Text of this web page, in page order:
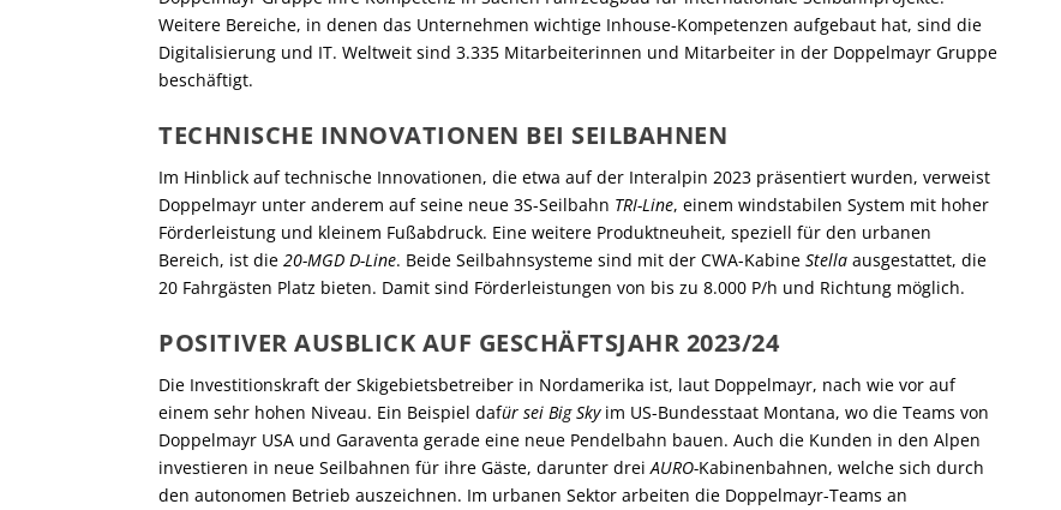
Weitere Bereiche, in denen das Unternehmen wichtige Inhouse-Kompetenzen aufgebaut hat, sind die
Digitalisierung und IT. Weltweit sind 3.335 Mitarbeiterinnen und Mitarbeiter in der Doppelmayr Gruppe
beschäftigt.
TECHNISCHE INNOVATIONEN BEI SEILBAHNEN
Im Hinblick auf technische Innovationen, die etwa auf der Interalpin 2023 präsentiert wurden, verweist
Doppelmayr unter anderem auf seine neue 3S-Seilbahn TRI-Line, einem windstabilen System mit hoher
Förderleistung und kleinem Fußabdruck. Eine weitere Produktneuheit, speziell für den urbanen
Bereich, ist die 20-MGD D-Line. Beide Seilbahnsysteme sind mit der CWA-Kabine Stella ausgestattet, die
20 Fahrgästen Platz bieten. Damit sind Förderleistungen von bis zu 8.000 P/h und Richtung möglich.
POSITIVER AUSBLICK AUF GESCHÄFTSJAHR 2023/24
Die Investitionskraft der Skigebietsbetreiber in Nordamerika ist, laut Doppelmayr, nach wie vor auf
einem sehr hohen Niveau. Ein Beispiel dafür sei Big Skyim US-Bundesstaat Montana, wo die Teams von
Doppelmayr USA und Garaventa gerade eine neue Pendelbahn bauen. Auch die Kunden in den Alpen
investieren in neue Seilbahnen für ihre Gäste, darunter dreiAURO-Kabinenbahnen, welche sich durch
den autonomen Betrieb auszeichnen. Im urbanen Sektor arbeiten die Doppelmayr-Teams an